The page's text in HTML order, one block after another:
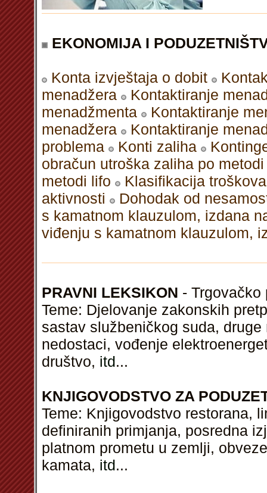
EKONOMIJA I
Konta izvještaja o dobit
menadžera
Kontaktiranje
menadžmenta
Kontaktiranje
menadžera
Kontaktiranje
problema
Konti zaliha
obračun utroška zaliha po
metodi lifo
Klasifikacija
aktivnosti
Dohodak od
s kamatnom klauzulom, izdana
viđenju s kamatnom klauzulom,
PRAVNI LEKSIKON - Trgovačko
Teme: Djelovanje zakonskih
sastav službeničkog suda,
nedostaci, vođenje
društvo, itd...
KNJIGOVODSTVO ZA
Teme: Knjigovodstvo restorana,
definiranih primjanja, posredna
platnom prometu u zemlji,
kamata, itd...